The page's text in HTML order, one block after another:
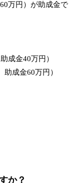
万円）が助成金で
成金40万円）
成金60万円）
か？